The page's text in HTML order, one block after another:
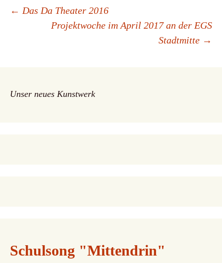
Beitrags-
← Das Da Theater 2016
Projektwoche im April 2017 an der EGS
Stadtmitte →
Unser neues Kunstwerk
Schulsong "Mittendrin"